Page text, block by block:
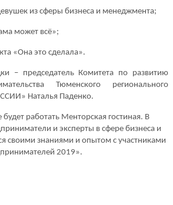
из сферы бизнеса и менеджмента;
может всё»;
«Она это сделала».
– председатель Комитета по развитию
Тюменского регионального
Наталья Паденко.
работать Менторская гостиная. В
и эксперты в сфере бизнеса и
своими знаниями и опытом с участниками
2019».